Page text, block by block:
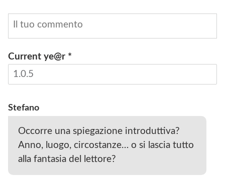
Current ye@r *
Stefano
Occorre una spiegazione introduttiva?
Anno, luogo, circostanze… o si lascia tutto
alla fantasia del lettore?